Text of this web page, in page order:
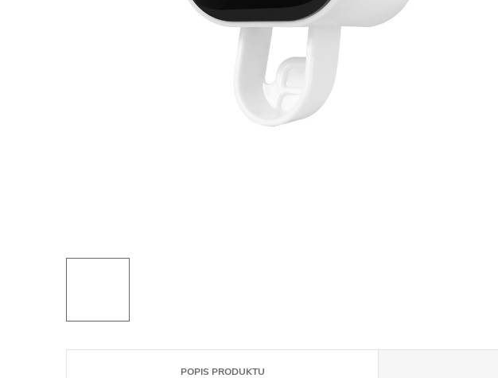
POPIS PRODUKTU